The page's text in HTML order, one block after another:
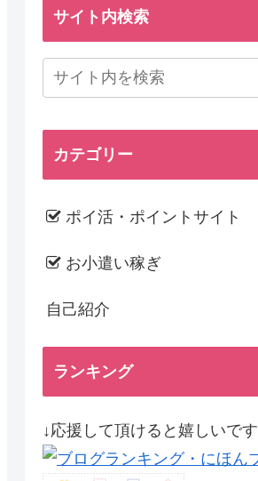
サイト内検索
カテゴリー
ポイ活・ポイントサイト
お小遣い稼ぎ
自己紹介
ランキング
↓応援して頂けると嬉しいです